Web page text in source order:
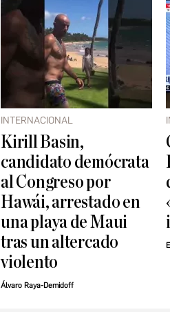
INTERNACIONAL
Kirill Basin,
candidato demócrata
al Congreso por
Hawái, arrestado en
una playa de Maui
tras un altercado
violento
Álvaro Raya-Demidoff